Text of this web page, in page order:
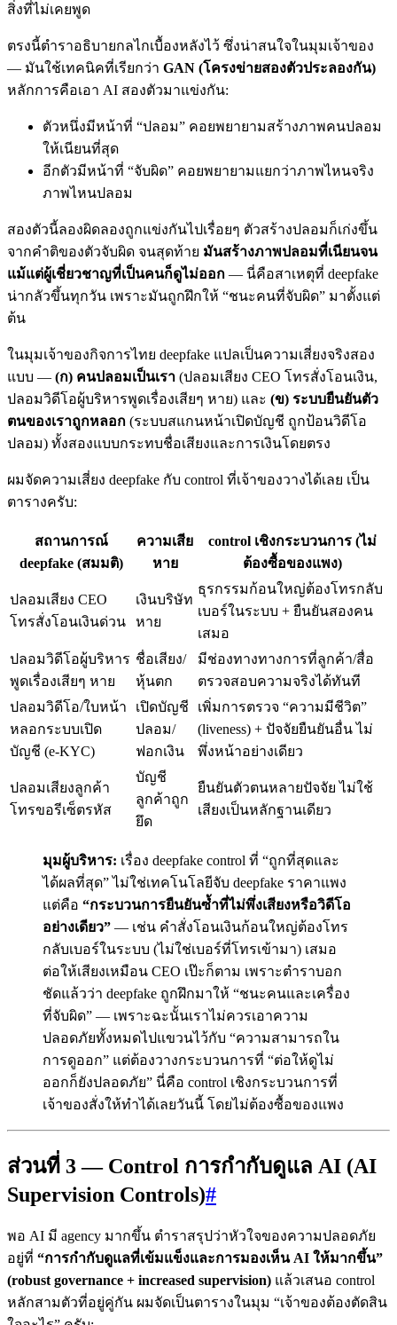
สิ่งที่ไม่เคยพูด
ตรงนี้ตำราอธิบายกลไกเบื้องหลังไว้ ซึ่งน่าสนใจในมุมเจ้าของ
— มันใช้เทคนิคที่เรียกว่า GAN (โครงข่ายสองตัวประลองกัน)
หลักการคือเอา AI สองตัวมาแข่งกัน:
ตัวหนึ่งมีหน้าที่ “ปลอม” คอยพยายามสร้างภาพคนปลอม
ให้เนียนที่สุด
อีกตัวมีหน้าที่ “จับผิด” คอยพยายามแยกว่าภาพไหนจริง
ภาพไหนปลอม
สองตัวนี้ลองผิดลองถูกแข่งกันไปเรื่อยๆ ตัวสร้างปลอมก็เก่งขึ้น
จากคำติของตัวจับผิด จนสุดท้าย มันสร้างภาพปลอมที่เนียนจน
แม้แต่ผู้เชี่ยวชาญที่เป็นคนก็ดูไม่ออก — นี่คือสาเหตุที่ deepfake
น่ากลัวขึ้นทุกวัน เพราะมันถูกฝึกให้ “ชนะคนที่จับผิด” มาตั้งแต่
ต้น
ในมุมเจ้าของกิจการไทย deepfake แปลเป็นความเสี่ยงจริงสอง
แบบ — (ก) คนปลอมเป็นเรา (ปลอมเสียง CEO โทรสั่งโอนเงิน,
ปลอมวิดีโอผู้บริหารพูดเรื่องเสียๆ หาย) และ (ข) ระบบยืนยันตัว
ตนของเราถูกหลอก (ระบบสแกนหน้าเปิดบัญชี ถูกป้อนวิดีโอ
ปลอม) ทั้งสองแบบกระทบชื่อเสียงและการเงินโดยตรง
ผมจัดความเสี่ยง deepfake กับ control ที่เจ้าของวางได้เลย เป็น
ตารางครับ:
สถานการณ์
deepfake (สมมติ)
ความเสีย
หาย
control เชิงกระบวนการ (ไม่
ต้องซื้อของแพง)
ปลอมเสียง CEO
โทรสั่งโอนเงินด่วน
เงินบริษัท
หาย
ธุรกรรมก้อนใหญ่ต้องโทรกลับ
เบอร์ในระบบ + ยืนยันสองคน
เสมอ
ปลอมวิดีโอผู้บริหาร
พูดเรื่องเสียๆ หาย
ชื่อเสียง/
หุ้นตก
มีช่องทางทางการที่ลูกค้า/สื่อ
ตรวจสอบความจริงได้ทันที
ปลอมวิดีโอ/ใบหน้า
หลอกระบบเปิด
บัญชี (e-KYC)
เปิดบัญชี
ปลอม/
ฟอกเงิน
เพิ่มการตรวจ “ความมีชีวิต”
(liveness) + ปัจจัยยืนยันอื่น ไม่
พึ่งหน้าอย่างเดียว
ปลอมเสียงลูกค้า
โทรขอรีเซ็ตรหัส
บัญชี
ลูกค้าถูก
ยึด
ยืนยันตัวตนหลายปัจจัย ไม่ใช้
เสียงเป็นหลักฐานเดียว
มุมผู้บริหาร: เรื่อง deepfake control ที่ “ถูกที่สุดและ
ได้ผลที่สุด” ไม่ใช่เทคโนโลยีจับ deepfake ราคาแพง
แต่คือ “กระบวนการยืนยันซ้ำที่ไม่พึ่งเสียงหรือวิดีโอ
อย่างเดียว” — เช่น คำสั่งโอนเงินก้อนใหญ่ต้องโทร
กลับเบอร์ในระบบ (ไม่ใช่เบอร์ที่โทรเข้ามา) เสมอ
ต่อให้เสียงเหมือน CEO เป๊ะก็ตาม เพราะตำราบอก
ชัดแล้วว่า deepfake ถูกฝึกมาให้ “ชนะคนและเครื่อง
ที่จับผิด” — เพราะฉะนั้นเราไม่ควรเอาความ
ปลอดภัยทั้งหมดไปแขวนไว้กับ “ความสามารถใน
การดูออก” แต่ต้องวางกระบวนการที่ “ต่อให้ดูไม่
ออกก็ยังปลอดภัย” นี่คือ control เชิงกระบวนการที่
เจ้าของสั่งให้ทำได้เลยวันนี้ โดยไม่ต้องซื้อของแพง
ส่วนที่ 3 — Control การกำกับดูแล AI (AI
Supervision Controls)#
พอ AI มี agency มากขึ้น ตำราสรุปว่าหัวใจของความปลอดภัย
อยู่ที่ “การกำกับดูแลที่เข้มแข็งและการมองเห็น AI ให้มากขึ้น”
(robust governance + increased supervision) แล้วเสนอ control
หลักสามตัวที่อยู่คู่กัน ผมจัดเป็นตารางในมุม “เจ้าของต้องตัดสิน